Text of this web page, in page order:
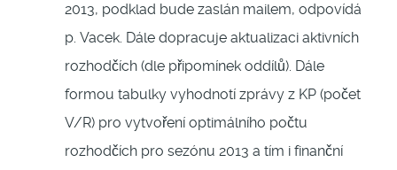
2013, podklad bude zaslán mailem, odpovídá
p. Vacek. Dále dopracuje aktualizaci aktivních
rozhodčích (dle připomínek oddílů). Dále
formou tabulky vyhodnotí zprávy z KP (počet
V/R) pro vytvoření optimálního počtu
rozhodčích pro sezónu 2013 a tím i finanční